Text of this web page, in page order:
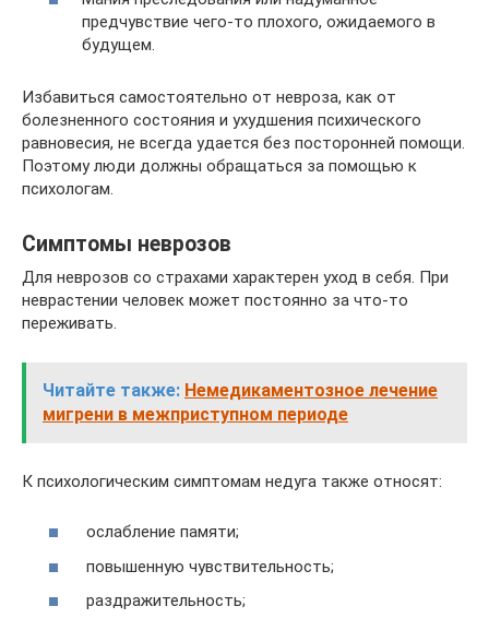
предчувствие чего-то плохого, ожидаемого в
будущем.
Избавиться самостоятельно от невроза, как от
болезненного состояния и ухудшения психического
равновесия, не всегда удается без посторонней помощи.
Поэтому люди должны обращаться за помощью к
психологам.
Симптомы неврозов
Для неврозов со страхами характерен уход в себя. При
неврастении человек может постоянно за что-то
переживать.
Читайте также: Немедикаментозное лечение
мигрени в межприступном периоде
К психологическим симптомам недуга также относят:
ослабление памяти;
повышенную чувствительность;
раздражительность;